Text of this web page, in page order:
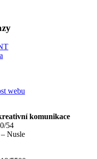
webu
komunikace
54
Nusle